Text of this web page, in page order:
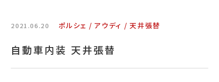
お問い合わせ
特定商取引表示
2021.06.20 ポルシェ アウディ 天井張替
自動車内装 天井張替